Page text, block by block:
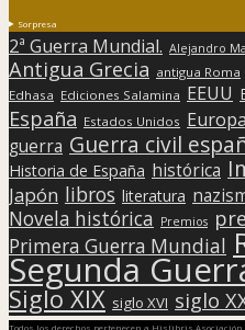
Sorpresa
2ª Guerra Mundial. Alejandro
Antigua Grecia antigua Roma
Edhasa Ediciones Salamina EEUU
España Estados Unidos Europa
guerra Guerra civil
Historia de España histórica
Japón libros literatura
Novela histórica Premios
Primera Guerra Mundial
Segunda
Siglo XIX siglo XVI siglo
Todos los derechos pertenecen a Hislibris